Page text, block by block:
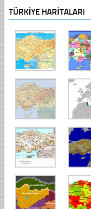
TÜRKIYE HARITALARI